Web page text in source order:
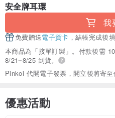
安全牌耳環
我
免費贈送電子賀卡 ，結帳完成後
本商品為「接單訂製」。付款後需
8/21~8/25 到貨。
Pinkoi 代開電子發票，開立後將寄
優惠活動